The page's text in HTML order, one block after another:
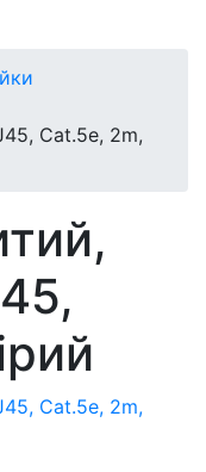
Cat.5e, 2m,